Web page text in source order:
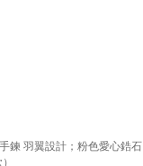
鍊 羽翼設計；粉色愛心鋯石